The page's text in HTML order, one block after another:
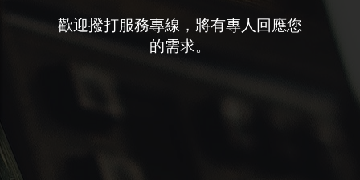
歡迎撥打服務專線，將有專人回應您
的需求。